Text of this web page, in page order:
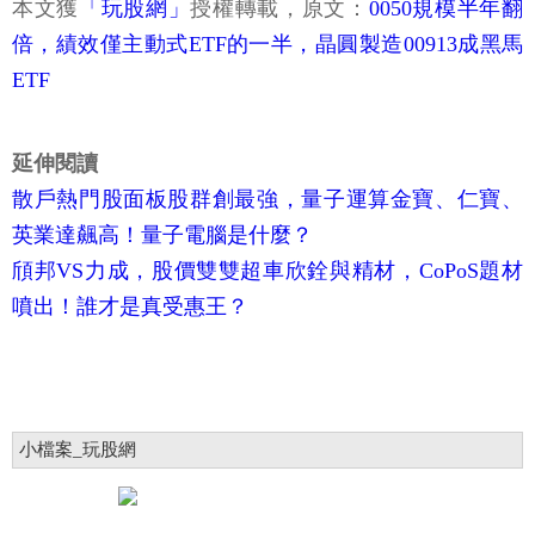
本文獲 「玩股網」授權轉載，原文： 0050規模半年翻
倍，績效僅主動式ETF的一半，晶圓製造00913成黑馬
ETF
延伸閱讀
散戶熱門股面板股群創最強，量子運算金寶、仁寶、
英業達飆高！量子電腦是什麼？
頎邦VS力成，股價雙雙超車欣銓與精材，CoPoS題材
噴出！誰才是真受惠王？
小檔案_玩股網